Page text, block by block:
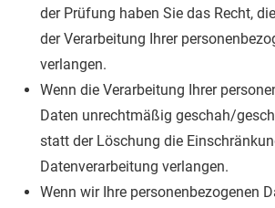
der Prüfung haben Sie das Recht,
der Verarbeitung Ihrer
verlangen.
Wenn die Verarbeitung Ihrer
Daten unrechtmäßig geschah/
statt der Löschung die
Datenverarbeitung verlangen.
Wenn wir Ihre personenbezogenen